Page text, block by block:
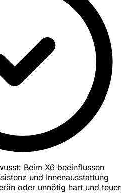
Beim X6 beeinflussen
und Innenausstattung
oder unnötig hart und teuer